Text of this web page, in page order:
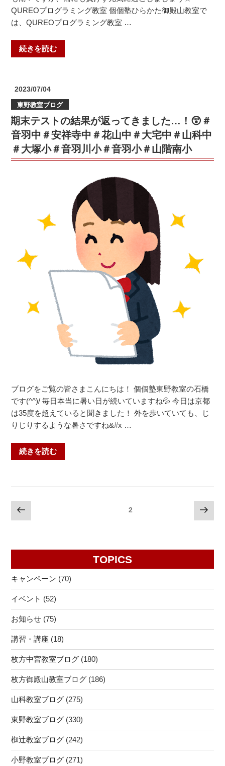
宮
中、
山
中、
一
中】”
の
QUREOプログラミング教室 個個塾ひらかた御殿山教室で
は、QUREOプログラミング教室 …
“プ
ロ
ン
グ
能
力
検
個
個
室
枚
方
【殿
第
一
小・
小
野
小】”
の
続きを読む
投
日:
2023/07/04
東野教室ブログ
期末テストの結果が返ってきました…！😲＃
音羽中＃安祥寺中＃花山中＃大宅中＃山科中
＃大塚小＃音羽川小＃音羽小＃山階南小
ブログをご覧の皆さまこんにちは！ 個個塾東野教室の石橋
です(^^)/ 毎日本当に暑い日が続いていますね💦 今日は京都
は35度を超えていると聞きました！ 外を歩いていても、じ
りじりするような暑さですね&#x …
“期
末
ト
の
結
っ
て
き
ま
し
た…！
😲
＃
音
羽
中
＃
安
祥
寺
中
続きを読む
投
稿
ビ
ー
シ
ョ
ン
前
の
固定ページ2
次
の
TOPICS
キャンペーン (70)
イベント (52)
お知らせ (75)
講習・講座 (18)
枚方中宮教室ブログ (180)
枚方御殿山教室ブログ (186)
山科教室ブログ (275)
東野教室ブログ (330)
椥辻教室ブログ (242)
小野教室ブログ (271)